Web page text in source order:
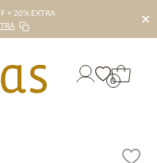
+ 20% EXTRA
✕
0